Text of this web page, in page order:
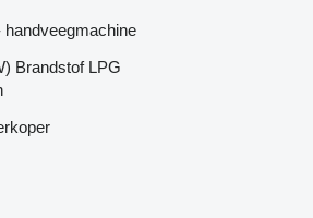
handveegmachine
Brandstof LPG